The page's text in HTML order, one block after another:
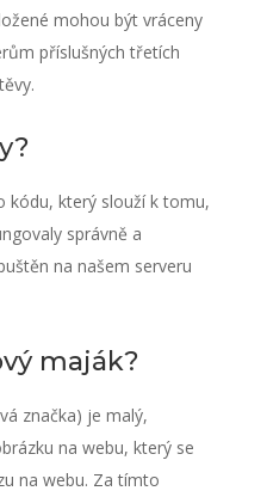
mohou být vráceny
příslušných třetích
kódu, který slouží k tomu,
správně a
na našem serveru
maják?
značka) je malý,
na webu, který se
na webu. Za tímto